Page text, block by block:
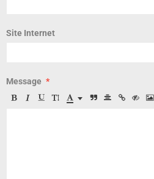
Site Internet
Message